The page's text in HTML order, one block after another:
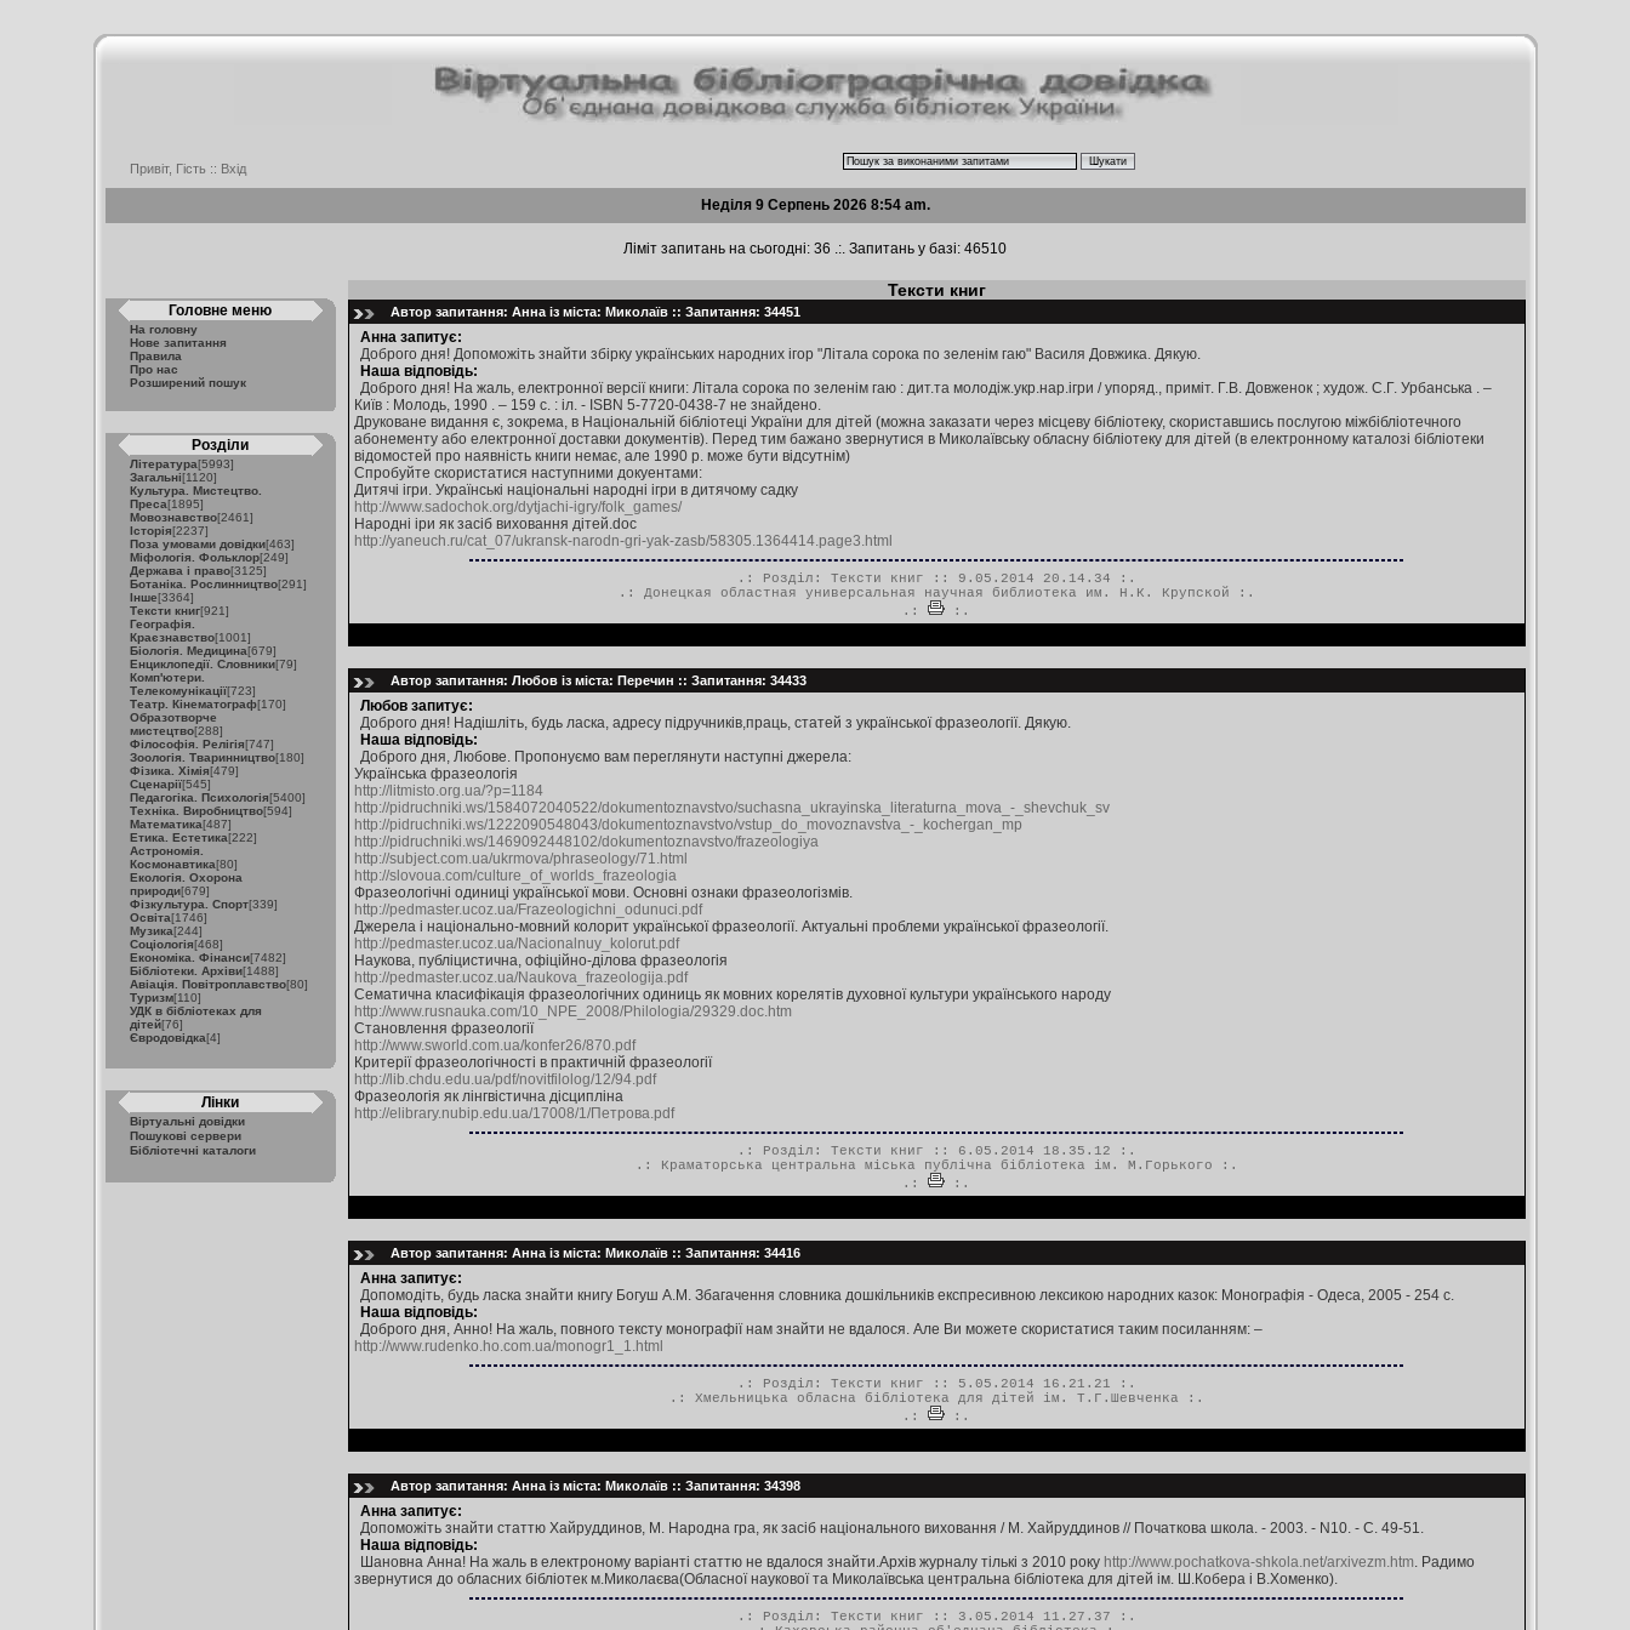
Привіт, Гість :: Вхід
Неділя 9 Серпень 2026 8:54 am.
Ліміт запитань на сьогодні: 36 .:. Запитань у базі: 46510
Головне меню
На головну
Нове запитання
Правила
Про нас
Розширений пошук
Розділи
Література[5993]
Загальні[1120]
Культура. Мистецтво.
Преса[1895]
Мовознавство[2461]
Історія[2237]
Поза умовами довідки[463]
Міфологія. Фольклор[249]
Держава і право[3125]
Ботаніка. Рослинництво[291]
Інше[3364]
Тексти книг[921]
Географія.
Краєзнавство[1001]
Біологія. Медицина[679]
Енциклопедії. Словники[79]
Комп'ютери.
Телекомунікації[723]
Театр. Кінематограф[170]
Образотворче
мистецтво[288]
Філософія. Релігія[747]
Зоологія. Тваринництво[180]
Фізика. Хімія[479]
Сценарії[545]
Педагогіка. Психологія[5400]
Техніка. Виробництво[594]
Математика[487]
Етика. Естетика[222]
Астрономія.
Космонавтика[80]
Екологія. Охорона
природи[679]
Фізкультура. Спорт[339]
Освіта[1746]
Музика[244]
Соціологія[468]
Економіка. Фінанси[7482]
Бібліотеки. Архіви[1488]
Авіація. Повітроплавство[80]
Туризм[110]
УДК в бібліотеках для
дітей[76]
Євродовідка[4]
Лінки
Віртуальні довідки
Пошукові сервери
Бібліотечні каталоги
Тексти книг
Автор запитання: Анна із міста: Миколаїв :: Запитання: 34451
Анна запитує:
Доброго дня! Допоможіть знайти збірку українських народних ігор "Літала сорока по зеленім гаю" Василя Довжика. Дякую.
Наша відповідь:
Доброго дня! На жаль, електронної версії книги: Літала сорока по зеленім гаю : дит.та молодіж.укр.нар.ігри / упоряд., приміт. Г.В. Довженок ; худож. С.Г. Урбанська . –
Київ : Молодь, 1990 . – 159 с. : іл. - ISBN 5-7720-0438-7 не знайдено.
Друковане видання є, зокрема, в Національній бібліотеці України для дітей (можна заказати через місцеву бібліотеку, скориставшись послугою міжбібліотечного
абонементу або електронної доставки документів). Перед тим бажано звернутися в Миколаївську обласну бібліотеку для дітей (в електронному каталозі бібліотеки
відомостей про наявність книги немає, але 1990 р. може бути відсутнім)
Спробуйте скористатися наступними докуентами:
Дитячі ігри. Українські національні народні ігри в дитячому садку
http://www.sadochok.org/dytjachi-igry/folk_games/
Народні іри як засіб виховання дітей.doc
http://yaneuch.ru/cat_07/ukransk-narodn-gri-yak-zasb/58305.1364414.page3.html
.: Розділ: Тексти книг :: 9.05.2014 20.14.34 :.
.: Донецкая областная универсальная научная библиотека им. Н.К. Крупской :.
.:
:.
Автор запитання: Любов із міста: Перечин :: Запитання: 34433
Любов запитує:
Доброго дня! Надішліть, будь ласка, адресу підручників,праць, статей з української фразеології. Дякую.
Наша відповідь:
Доброго дня, Любове. Пропонуємо вам переглянути наступні джерела:
Українська фразеологія
http://litmisto.org.ua/?p=1184
http://pidruchniki.ws/1584072040522/dokumentoznavstvo/suchasna_ukrayinska_literaturna_mova_-_shevchuk_sv
http://pidruchniki.ws/1222090548043/dokumentoznavstvo/vstup_do_movoznavstva_-_kochergan_mp
http://pidruchniki.ws/1469092448102/dokumentoznavstvo/frazeologiya
http://subject.com.ua/ukrmova/phraseology/71.html
http://slovoua.com/culture_of_worlds_frazeologia
Фразеологічні одиниці української мови. Основні ознаки фразеологізмів.
http://pedmaster.ucoz.ua/Frazeologichni_odunuci.pdf
Джерела і національно-мовний колорит української фразеології. Актуальні проблеми української фразеології.
http://pedmaster.ucoz.ua/Nacionalnuy_kolorut.pdf
Наукова, публіцистична, офіційно-ділова фразеологія
http://pedmaster.ucoz.ua/Naukova_frazeologija.pdf
Сематична класифікація фразеологічних одиниць як мовних корелятів духовної культури українського народу
http://www.rusnauka.com/10_NPE_2008/Philologia/29329.doc.htm
Становлення фразеології
http://www.sworld.com.ua/konfer26/870.pdf
Критерії фразеологічності в практичній фразеології
http://lib.chdu.edu.ua/pdf/novitfilolog/12/94.pdf
Фразеологія як лінгвістична дісципліна
http://elibrary.nubip.edu.ua/17008/1/Петрова.pdf
.: Розділ: Тексти книг :: 6.05.2014 18.35.12 :.
.:
Краматорська центральна міська публічна бібліотека ім. М.Горького :.
.:
:.
Автор запитання: Анна із міста: Миколаїв :: Запитання: 34416
Анна запитує:
Допомодіть, будь ласка знайти книгу Богуш А.М. Збагачення словника дошкільників експресивною лексикою народних казок: Монографія - Одеса, 2005 - 254 с.
Наша відповідь:
Доброго дня, Анно! На жаль, повного тексту монографії нам знайти не вдалося. Але Ви можете скористатися таким посиланням: –
http://www.rudenko.ho.com.ua/monogr1_1.html
.: Розділ: Тексти книг :: 5.05.2014 16.21.21 :.
.: Хмельницька обласна бібліотека для дітей ім. Т.Г.Шевченка :.
.:
:.
Автор запитання: Анна із міста: Миколаїв :: Запитання: 34398
Анна запитує:
Допоможіть знайти статтю Хайруддинов, М. Народна гра, як засіб національного виховання / М. Хайруддинов // Початкова школа. - 2003. - N10. - С. 49-51.
Наша відповідь:
Шановна Анна! На жаль в електроному варіанті статтю не вдалося знайти.Архів журналу тількі з 2010 року http://www.pochatkova-shkola.net/arxivezm.htm. Радимо
звернутися до обласних бібліотек м.Миколаєва(Обласної наукової та Миколаївська центральна бібліотека для дітей ім. Ш.Кобера і В.Хоменко).
.: Розділ: Тексти книг :: 3.05.2014 11.27.37 :.